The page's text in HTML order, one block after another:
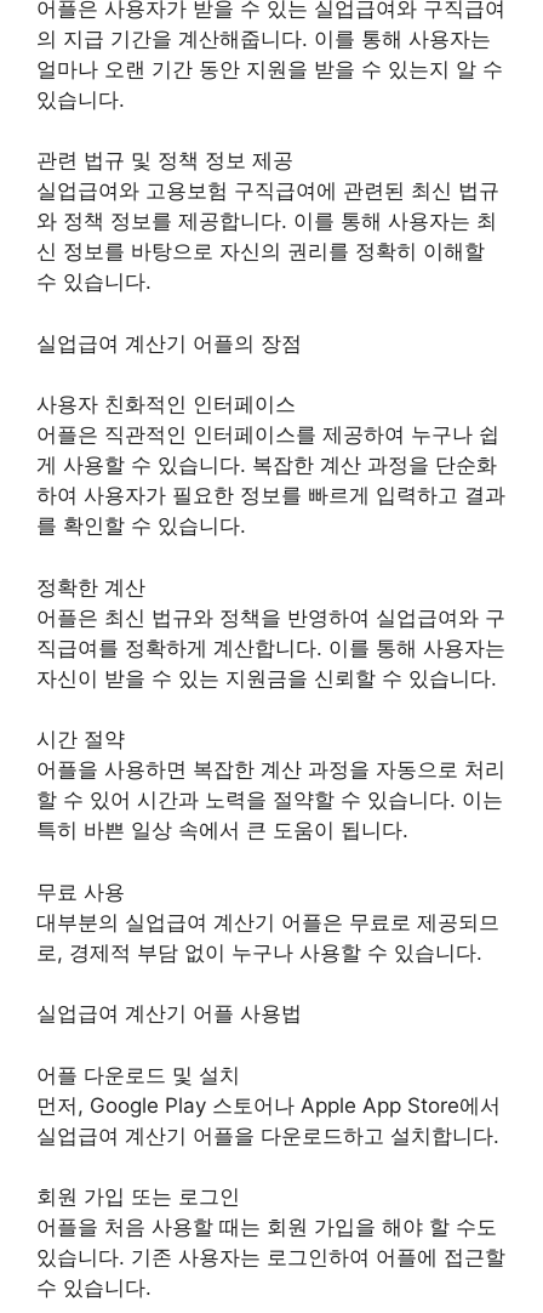
어플은 사용자가 받을 수 있는 실업급여와 구직급여
의 지급 기간을 계산해줍니다. 이를 통해 사용자는
얼마나 오랜 기간 동안 지원을 받을 수 있는지 알 수
있습니다.
관련 법규 및 정책 정보 제공
실업급여와 고용보험 구직급여에 관련된 최신 법규
와 정책 정보를 제공합니다. 이를 통해 사용자는 최
신 정보를 바탕으로 자신의 권리를 정확히 이해할
수 있습니다.
실업급여 계산기 어플의 장점
사용자 친화적인 인터페이스
어플은 직관적인 인터페이스를 제공하여 누구나 쉽
게 사용할 수 있습니다. 복잡한 계산 과정을 단순화
하여 사용자가 필요한 정보를 빠르게 입력하고 결과
를 확인할 수 있습니다.
정확한 계산
어플은 최신 법규와 정책을 반영하여 실업급여와 구
직급여를 정확하게 계산합니다. 이를 통해 사용자는
자신이 받을 수 있는 지원금을 신뢰할 수 있습니다.
시간 절약
어플을 사용하면 복잡한 계산 과정을 자동으로 처리
할 수 있어 시간과 노력을 절약할 수 있습니다. 이는
특히 바쁜 일상 속에서 큰 도움이 됩니다.
무료 사용
대부분의 실업급여 계산기 어플은 무료로 제공되므
로, 경제적 부담 없이 누구나 사용할 수 있습니다.
실업급여 계산기 어플 사용법
어플 다운로드 및 설치
먼저, Google Play 스토어나 Apple App Store에서
실업급여 계산기 어플을 다운로드하고 설치합니다.
회원 가입 또는 로그인
어플을 처음 사용할 때는 회원 가입을 해야 할 수도
있습니다. 기존 사용자는 로그인하여 어플에 접근할
수 있습니다.